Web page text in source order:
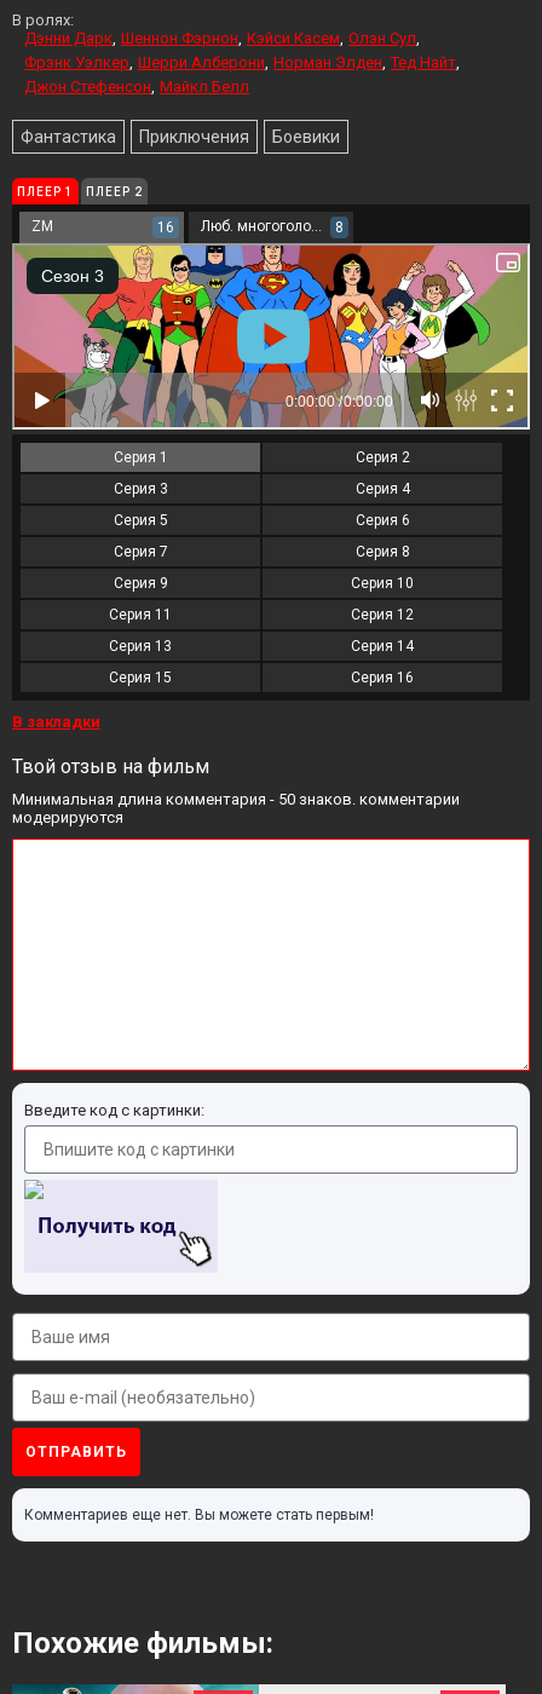
В ролях:
Дэнни Дарк Шеннон Фэрнон Кэйси Касем Олэн Сул
Фрэнк Уэлкер Шерри Алберони Норман Элден Тед Найт
Джон Стефенсон Майкл Белл
Фантастика Приключения Боевики
ПЛЕЕР 1 ПЛЕЕР 2
ZM 16 Люб. многоголосый 8
Серия 1
Серия 2
Серия 3
Серия 4
Серия 5
Серия 6
Серия 7
Серия 8
Серия 9
Серия 10
Серия 11
Серия 12
Серия 13
Серия 14
Серия 15
Серия 16
В закладки
Твой отзыв на фильм
Минимальная длина комментария - 50 знаков. комментарии
модерируются
Введите код с картинки:
ОТПРАВИТЬ
Комментариев еще нет. Вы можете стать первым!
Похожие фильмы: